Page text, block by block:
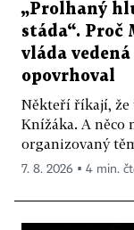
„Prolhaný
stáda“. Proč
vláda
opovrhoval
Někteří říkají, že
Knížáka. A něco
organizovaný
7. 8. 2026 ▪ 4 min.